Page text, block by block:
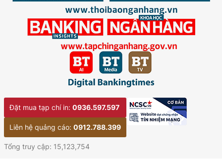
Đặt mua tạp chí in: 0936.597.597
Liên hệ quảng cáo: 0912.788.399
Tổng truy cập: 15,123,754